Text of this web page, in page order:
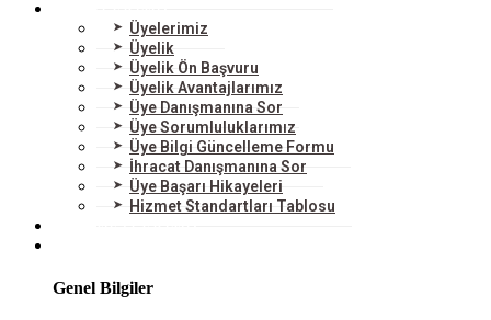
Üyelerimiz
Üyelik
Üyelik Ön Başvuru
Üyelik Avantajlarımız
Üye Danışmanına Sor
Üye Sorumluluklarımız
Üye Bilgi Güncelleme Formu
İhracat Danışmanına Sor
Üye Başarı Hikayeleri
Hizmet Standartları Tablosu
Genel Bilgiler